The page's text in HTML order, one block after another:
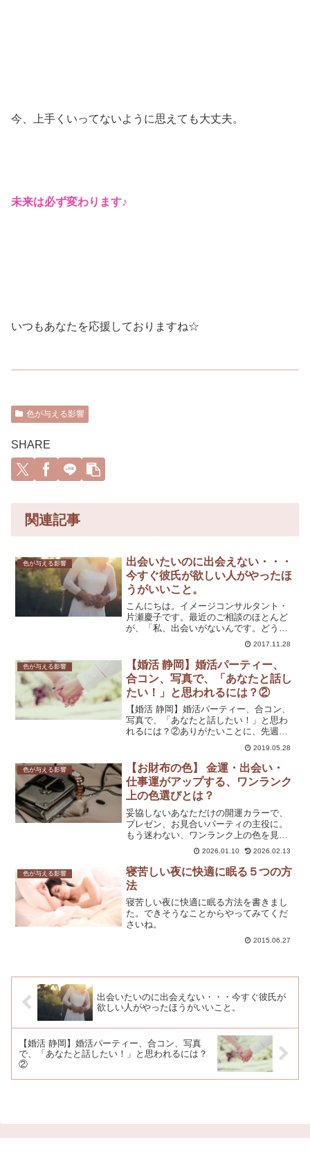
今、上手くいってないように思えても大丈夫。
未来は必ず変わります♪
いつもあなたを応援しておりますね☆
色が与える影響
SHARE
関連記事
色が与える影響
出会いたいのに出会えない・・・
今すぐ彼氏が欲しい人がやったほ
うがいいこと。
こんにちは。イメージコンサルタント・
片瀬慶子です。最近のご相談のほとんど
が、「私、出会いがないんです。どうす
ればいいですか？」というもの。結論か
ら書きますね。出会いがないというの
は、印象や外見の問題が大きいです。そ
れか、極端に自分に自信がな...
2017.11.28
色が与える影響
【婚活 静岡】婚活パーティー、
合コン、写真で、「あなたと話し
たい！」と思われるには？②
【婚活 静岡】婚活パーティー、合コン、
写真で、「あなたと話したい！」と思わ
れるには？②ありがたいことに、先週セ
ッションを受けてくださったAさまから素
敵なご報告をいただきました♪「常に男性
陣が守ってくれていて、会社の帰りもな
ぜか護衛のようにぞ...
2019.05.28
色が与える影響
【お財布の色】 金運・出会い・
仕事運がアップする、ワンランク
上の色選びとは？
妥協しないあなただけの開運カラーで、
プレゼン、お見合いパーティの主役に。
もう迷わない、ワンランク上の色を見つ
けませんか？お財布の色を流行りだけで
選ぶと起こりやすい落とし穴と、運気と
魅力を同時に高める色の選び方を紹介し
ます。
2026.01.10 2026.02.13
色が与える影響
寝苦しい夜に快適に眠る５つの方
法
寝苦しい夜に快適に眠る方法を書きまし
た。できそうなことからやってみてくだ
さいね。
2015.06.27
出会いたいのに出会えない・・・今すぐ彼氏が
欲しい人がやったほうがいいこと。
【婚活 静岡】婚活パーティー、合コン、写真
で、「あなたと話したい！」と思われるには？
②